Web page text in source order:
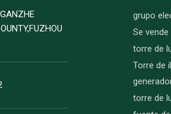
grupo
Se
torre de
Torre de
torre de